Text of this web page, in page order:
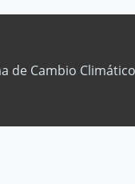
de Cambio